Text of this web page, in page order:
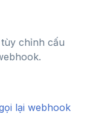
chỉnh cấu
lại webhook